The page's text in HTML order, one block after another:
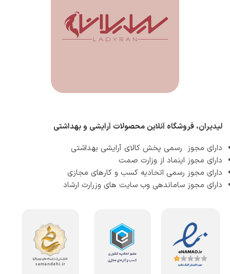
لیدیران، فروشگاه آنلاین محصولات آرایشی و بهداشتی
دارای مجوز رسمی پخش کالای آرایشی بهداشتی
دارای مجوز اینماد از وزارت صمت
دارای مجوز رسمی اتحادیه کسب و کارهای مجازی
دارای مجوز ساماندهی وب سایت های وزرارت ارشاد